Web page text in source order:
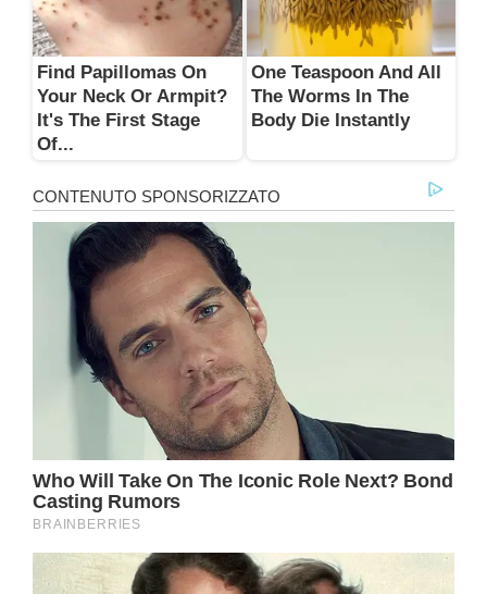
Find Papillomas On
Your Neck Or Armpit?
It's The First Stage
Of...
One Teaspoon And All
The Worms In The
Body Die Instantly